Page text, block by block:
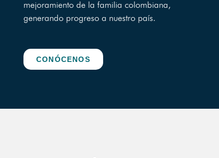
mejoramiento de la familia colombiana,
generando progreso a nuestro país.
CONÓCENOS